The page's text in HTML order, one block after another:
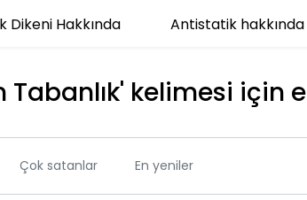
Dikeni Hakkında Antistatik hakkında
Tabanlık' kelimesi için
Çok satanlar En yeniler